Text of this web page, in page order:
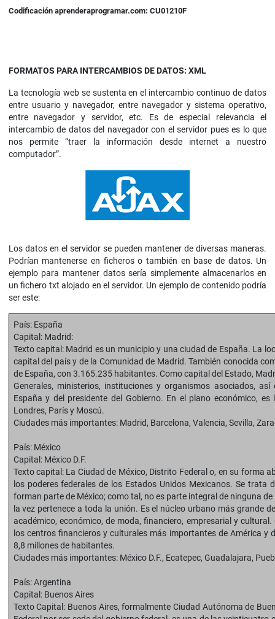
Codificación aprenderaprogramar.com: CU01210F
FORMATOS PARA INTERCAMBIOS DE DATOS: XML
La tecnología web se sustenta en el intercambio continuo de datos
entre usuario y navegador, entre navegador y sistema operativo,
entre navegador y servidor, etc. Es de especial relevancia el
intercambio de datos del navegador con el servidor pues es lo que
nos permite “traer la información desde internet a nuestro
computador”.
Los datos en el servidor se pueden mantener de diversas maneras.
Podrían mantenerse en ficheros o también en base de datos. Un
ejemplo para mantener datos sería simplemente almacenarlos en
un fichero txt alojado en el servidor. Un ejemplo de contenido podría
ser este:
País: España
Capital: Madrid:
Texto capital: Madrid es un municipio y una ciudad de España. La
capital del país y de la Comunidad de Madrid. También conocida
de España, con 3.165.235 habitantes. Como capital del Estado,
Generales, ministerios, instituciones y organismos asociados,
España y del presidente del Gobierno. En el plano económico,
Londres, París y Moscú.
Ciudades más importantes: Madrid, Barcelona, Valencia, Sevilla,
País: México
Capital: México D.F.
Texto capital: La Ciudad de México, Distrito Federal o, en su forma
los poderes federales de los Estados Unidos Mexicanos. Se trata
forman parte de México; como tal, no es parte integral de ninguna
la vez pertenece a toda la unión. Es el núcleo urbano más grande
académico, económico, de moda, financiero, empresarial y
los centros financieros y culturales más importantes de América y
8,8 millones de habitantes.
Ciudades más importantes: México D.F., Ecatepec, Guadalajara,
País: Argentina
Capital: Buenos Aires
Texto Capital: Buenos Aires, formalmente Ciudad Autónoma de